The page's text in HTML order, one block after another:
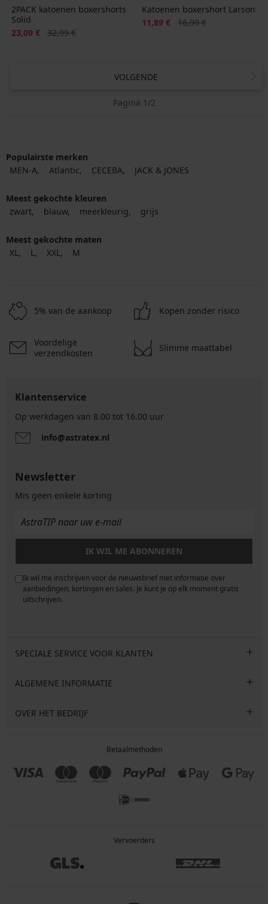
2PACK katoenen boxershorts
Solid
Korting
23,09 € Oorspronkelijke prijs
32,99 €
Katoenen boxershort Larson
Korting
11,89 € Oorspronkelijke prijs
16,99 €
VOLGENDE
Pagina 1/2
Populairste merken
MEN-A
Atlantic CECEBA JACK & JONES
Meest gekochte kleuren
zwart
blauw meerkleurig grijs
Meest gekochte maten
XL
L XXL M
5% van de aankoop Kopen zonder risico
Voordelige
verzendkosten
Slimme maattabel
Klantenservice
Op werkdagen van 8.00 tot 16.00 uur
info@astratex.nl
Newsletter
Mis geen enkele korting
IK WIL ME ABONNEREN
Ik wil me inschrijven voor de nieuwsbrief met informatie over
aanbiedingen, kortingen en sales. Je kunt je op elk moment gratis
uitschrijven.
SPECIALE SERVICE VOOR KLANTEN
ALGEMENE INFORMATIE
OVER HET BEDRIJF
Betaalmethoden
Vervoerders